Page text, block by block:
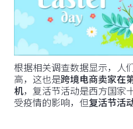
根据相关调查数据显示，人
高，这也是跨境电商卖家在
机，复活节活动是西方国家
受疫情的影响，但复活节活